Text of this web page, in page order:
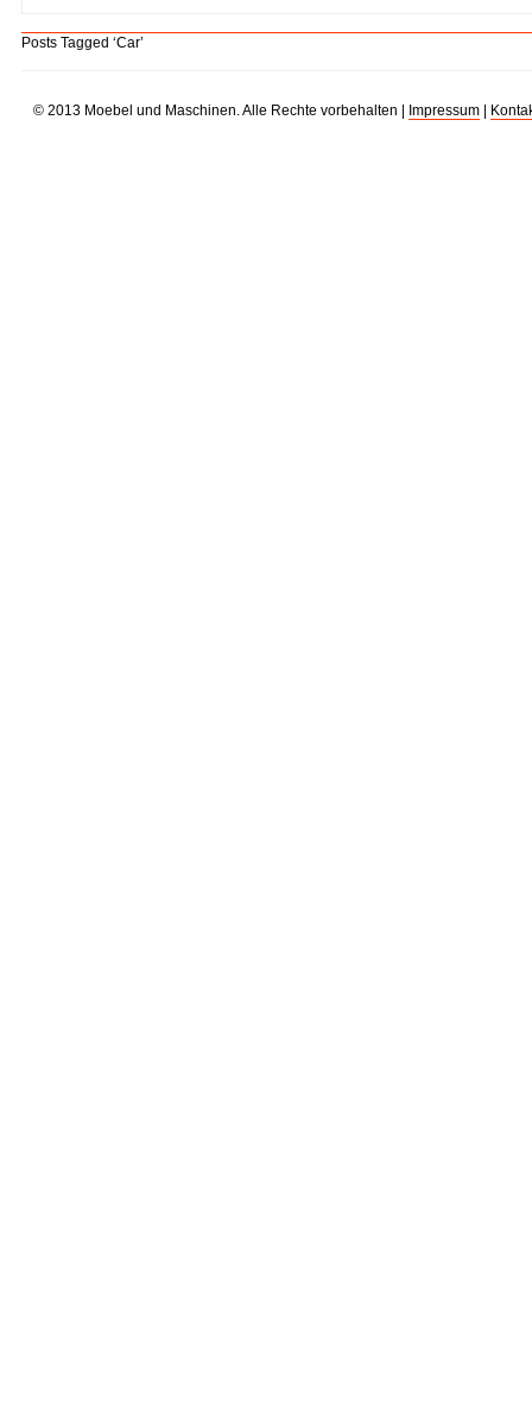
Posts Tagged ‘Car’
© 2013 Moebel und Maschinen. Alle Rechte vorbehalten | Impressum|